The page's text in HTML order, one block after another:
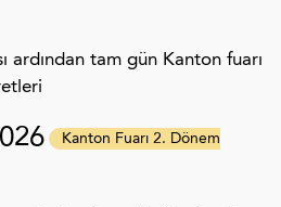
ardından tam gün Kanton fuarı
Kanton Fuarı 2. Dönem